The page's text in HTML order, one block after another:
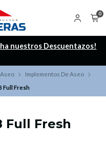
0
nuestros Descuentazos!
Aseo
Implementos De Aseo
Full Fresh
Full Fresh